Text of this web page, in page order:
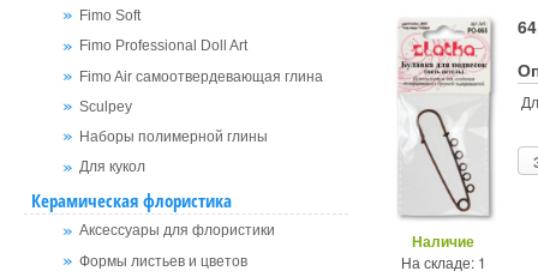
Fimo Soft
Fimo Professional Doll Art
Fimo Air самоотвердевающая глина
Sculpey
Наборы полимерной глины
Для кукол
Керамическая флористика
Аксессуары для флористики
Формы листьев и цветов
Наличие
На складе: 1